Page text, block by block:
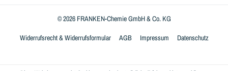
© 2026 FRANKEN-Chemie GmbH & Co. KG
Widerrufsrecht & Widerrufsformular AGB Impressum Datenschutz